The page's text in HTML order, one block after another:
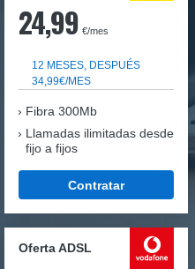
24,99 €/mes
12 MESES, DESPUÉS
34,99€/MES
Fibra 300Mb
Llamadas ilimitadas desde
fijo a fijos
Contratar
Oferta ADSL